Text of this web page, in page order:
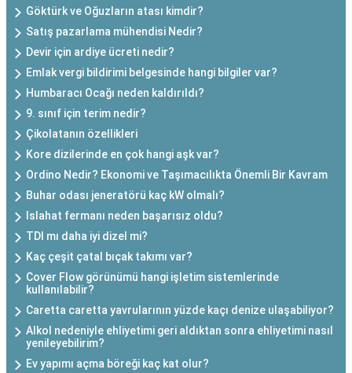
Göktürk ve Oğuzların atası kimdir?
Satış pazarlama mühendisi Nedir?
Devir için ardiye ücreti nedir?
Emlak vergi bildirimi belgesinde hangi bilgiler var?
Humbaracı Ocağı neden kaldırıldı?
9. sınıf için terim nedir?
Çikolatanın özellikleri
Kore dizilerinde en çok hangi aşk var?
Ordino Nedir? Ekonomi ve Taşımacılıkta Önemli Bir Kavram
Buhar odası jeneratörü kaç kW olmalı?
Islahat fermanı neden başarısız oldu?
TDI mı daha iyi dizel mi?
Kaç çeşit çatal bıçak takımı var?
Cover Flow görünümü hangi işletim sistemlerinde
kullanılabilir?
Caretta caretta yavrularının yüzde kaçı denize ulaşabiliyor?
Alkol nedeniyle ehliyetimi geri aldıktan sonra ehliyetimi nasıl
yenileyebilirim?
Ev yapımı açma böreği kaç kat olur?